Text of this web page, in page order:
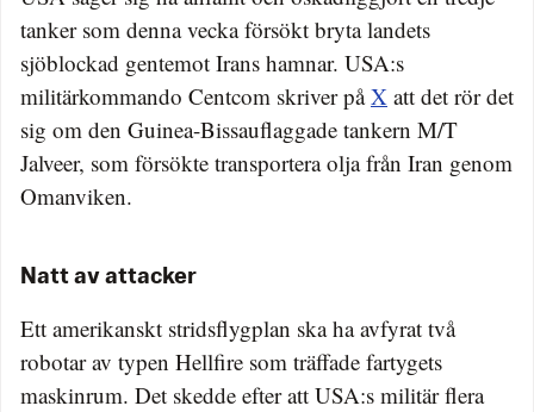
tanker som denna vecka försökt bryta landets
sjöblockad gentemot Irans hamnar. USA:s
militärkommando Centcom skriver påX att det rör det
sig om den Guinea-Bissauflaggade tankern M/T
Jalveer, som försökte transportera olja från Iran genom
Omanviken.
Natt av attacker
Ett amerikanskt stridsflygplan ska ha avfyrat två
robotar av typen Hellfire som träffade fartygets
maskinrum. Det skedde efter att USA:s militär flera